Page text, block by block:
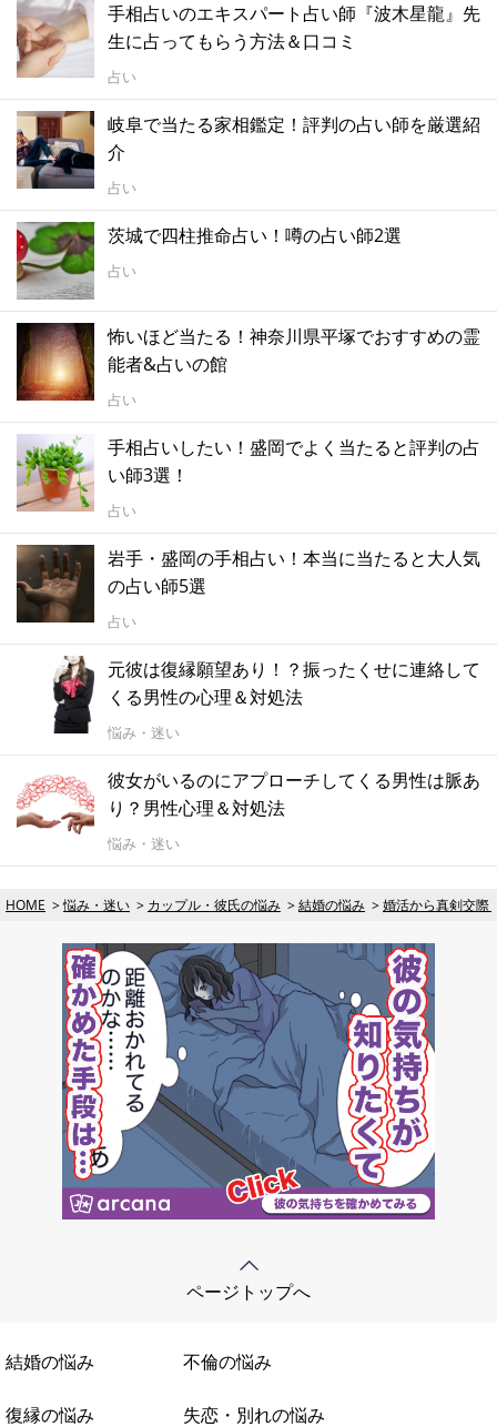
手相占いのエキスパート占い師『波木星龍』先
生に占ってもらう方法＆口コミ
占い
岐阜で当たる家相鑑定！評判の占い師を厳選紹
介
占い
茨城で四柱推命占い！噂の占い師2選
占い
怖いほど当たる！神奈川県平塚でおすすめの霊
能者&占いの館
占い
手相占いしたい！盛岡でよく当たると評判の占
い師3選！
占い
岩手・盛岡の手相占い！本当に当たると大人気
の占い師5選
占い
元彼は復縁願望あり！？振ったくせに連絡して
くる男性の心理＆対処法
悩み・迷い
彼女がいるのにアプローチしてくる男性は脈あ
り？男性心理＆対処法
悩み・迷い
HOME 悩み・迷い カップル・彼氏の悩み 結婚の悩み 婚活から真剣交際
ページトップへ
結婚の悩み 不倫の悩み
復縁の悩み 失恋・別れの悩み